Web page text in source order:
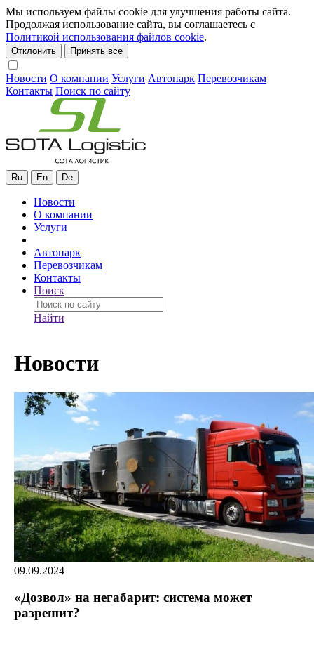
Мы используем файлы cookie для улучшения работы сайта.
Продолжая использование сайта, вы соглашаетесь с
Политикой использования файлов cookie.
Отклонить Принять все
Новости О компании Услуги Автопарк Перевозчикам
Контакты Поиск по сайту
Ru En De
Новости
О компании
Услуги
Автопарк
Перевозчикам
Контакты
Поиск
Найти
Новости
09.09.2024
«Дозвол» на негабарит: система может
разрешит?